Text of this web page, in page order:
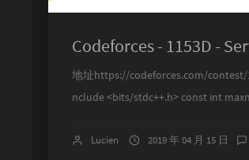
Codeforces - 1153D -
地址https://codeforces.com/
nclude <bits/stdc++.h> const int
Lucien 2019 年 04 月 15 日